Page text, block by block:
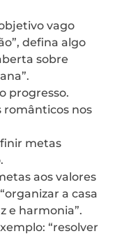
vago
defina algo
sobre
progresso.
românticos nos
metas
aos valores
a casa
e harmonia”.
“resolver